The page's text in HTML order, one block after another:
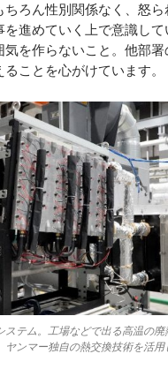
ちろん性別関係なく、怒
を進めていく上で意識し
気を作らないこと。他部
ことを心がけています。
テム。
工場などで出る高温の
ヤンマー独自の熱交換技術を活用